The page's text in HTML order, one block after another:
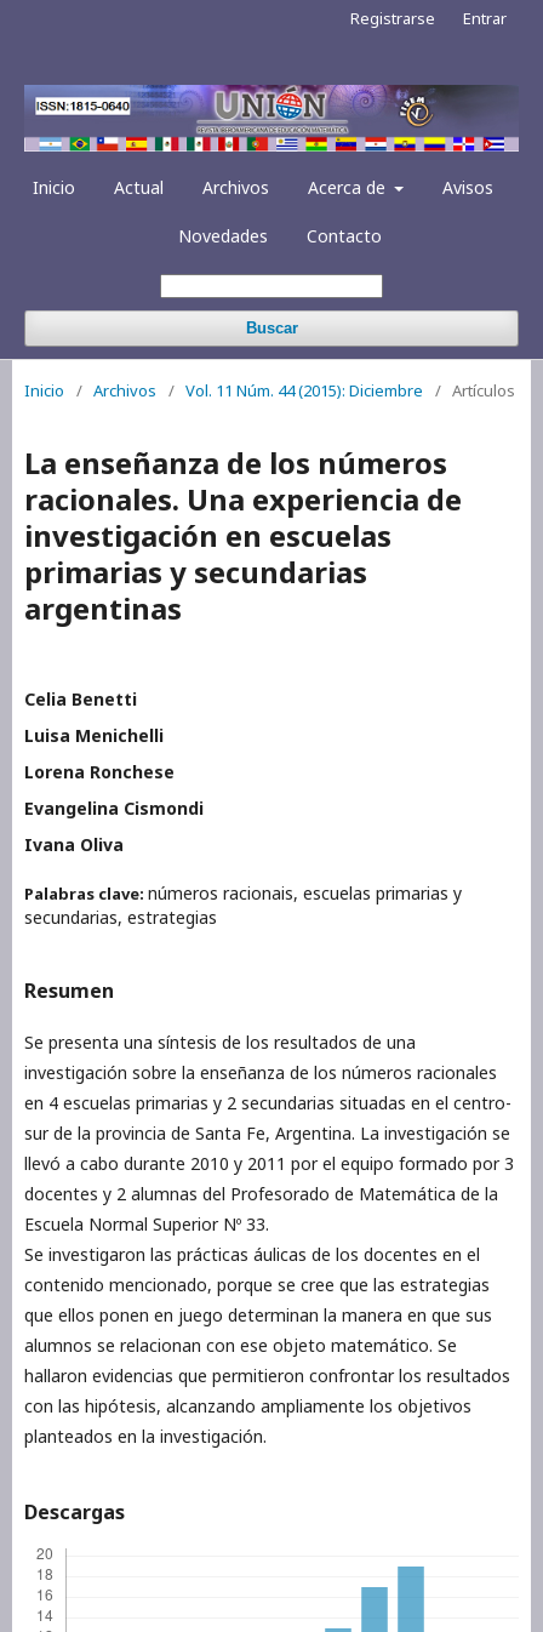
Inicio Actual Archivos Acerca de Avisos
Novedades Contacto
Buscar
Registrarse Entrar
Inicio / Archivos / Vol. 11 Núm. 44 (2015): Diciembre / Artículos
La enseñanza de los números
racionales. Una experiencia de
investigación en escuelas
primarias y secundarias
argentinas
Celia Benetti
Luisa Menichelli
Lorena Ronchese
Evangelina Cismondi
Ivana Oliva
Palabras clave: números racionais, escuelas primarias y
secundarias, estrategias
Resumen
Se presenta una síntesis de los resultados de una
investigación sobre la enseñanza de los números racionales
en 4 escuelas primarias y 2 secundarias situadas en el centro-
sur de la provincia de Santa Fe, Argentina. La investigación se
llevó a cabo durante 2010 y 2011 por el equipo formado por 3
docentes y 2 alumnas del Profesorado de Matemática de la
Escuela Normal Superior Nº 33.
Se investigaron las prácticas áulicas de los docentes en el
contenido mencionado, porque se cree que las estrategias
que ellos ponen en juego determinan la manera en que sus
alumnos se relacionan con ese objeto matemático. Se
hallaron evidencias que permitieron confrontar los resultados
con las hipótesis, alcanzando ampliamente los objetivos
planteados en la investigación.
Descargas